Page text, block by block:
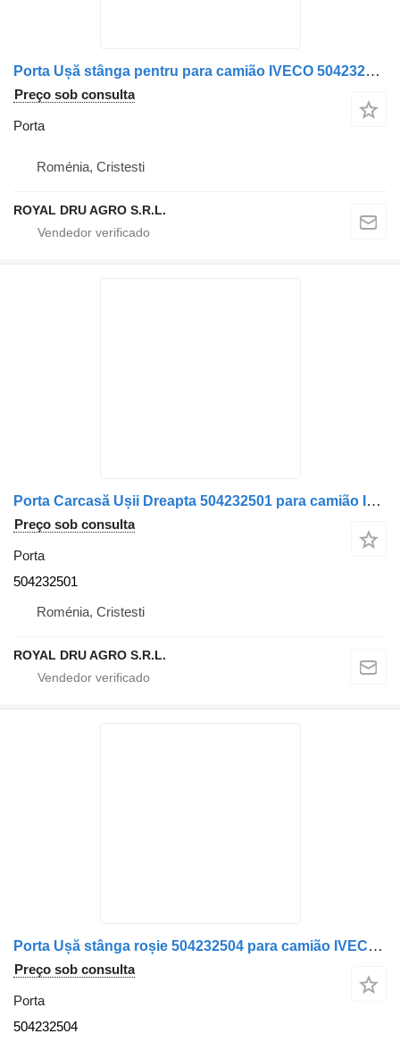
Porta Ușă stânga pentru para camião IVECO 504232504
Preço sob consulta
Porta
Roménia, Cristesti
ROYAL DRU AGRO S.R.L.
Porta Carcasă Ușii Dreapta 504232501 para camião IVECO 430
Preço sob consulta
Porta
504232501
Roménia, Cristesti
ROYAL DRU AGRO S.R.L.
Porta Ușă stânga roșie 504232504 para camião IVECO 14302
Preço sob consulta
Porta
504232504